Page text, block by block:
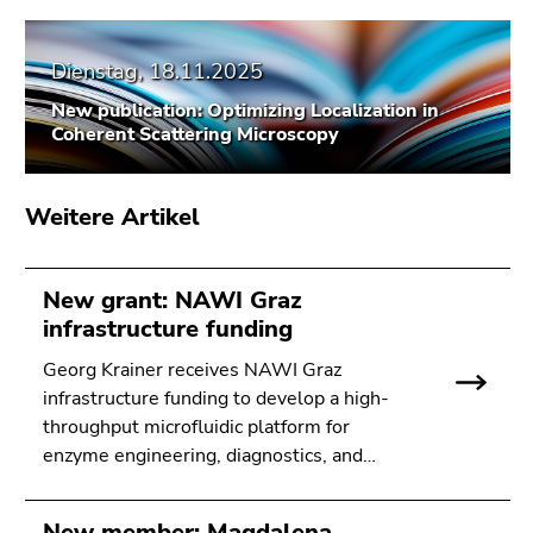
Dienstag, 18.11.2025
New publication: Optimizing Localization in
Coherent Scattering Microscopy
Weitere Artikel
New grant: NAWI Graz
infrastructure funding
Georg Krainer receives NAWI Graz
infrastructure funding to develop a high-
throughput microfluidic platform for
enzyme engineering, diagnostics, and…